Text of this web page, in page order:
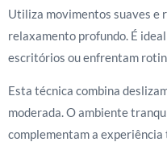
Utiliza movimentos suaves e
relaxamento profundo. É
escritórios ou enfrentam
Esta técnica combina
moderada. O ambiente
complementam a